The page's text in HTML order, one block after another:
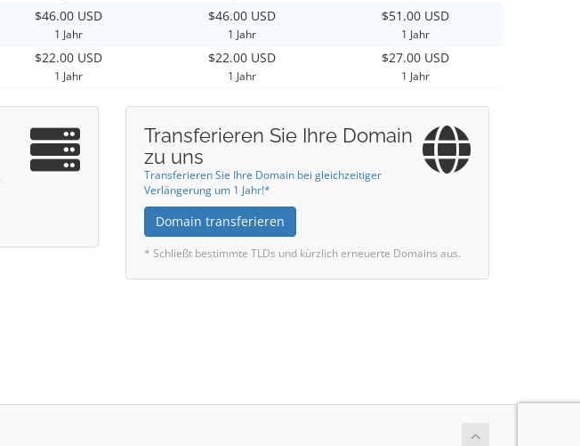
$46.00 USD
1 Jahr
$46.00 USD
1 Jahr
$51.00 USD
1 Jahr
$22.00 USD
1 Jahr
$22.00 USD
1 Jahr
$27.00 USD
1 Jahr
Transferieren Sie Ihre Domain
zu uns
Transferieren Sie Ihre Domain bei gleichzeitiger
Verlängerung um 1 Jahr!*
Domain transferieren
* Schließt bestimmte TLDs und kürzlich erneuerte Domains aus.